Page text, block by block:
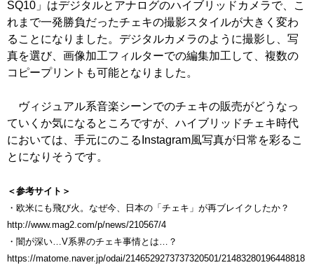
SQ10」はデジタルとアナログのハイブリッドカメラで、こ
れまで一発勝負だったチェキの撮影スタイルが大きく変わ
ることになりました。デジタルカメラのように撮影し、写
真を選び、画像加工フィルターでの編集加工して、複数の
コピープリントも可能となりました。
ヴィジュアル系音楽シーンでのチェキの販売がどうなっ
ていくか気になるところですが、ハイブリッドチェキ時代
においては、手元にのこるInstagram風写真が日常を彩るこ
とになりそうです。
＜参考サイト＞
・欧米にも飛び火。なぜ今、日本の「チェキ」が再ブレイクしたか？
http://www.mag2.com/p/news/210567/4
・闇が深い…V系界のチェキ事情とは…？
https://matome.naver.jp/odai/2146529273737320501/21483280196448818